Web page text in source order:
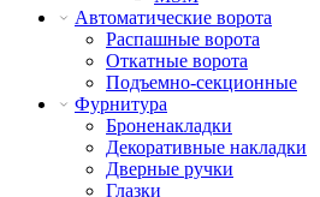
Автоматические ворота
Распашные ворота
Откатные ворота
Подъемно-секционные
Фурнитура
Броненакладки
Декоративные накладки
Дверные ручки
Глазки